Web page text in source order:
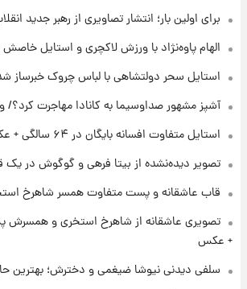
۲۳ ساعت پیش
لحظه برخورد رعد و برق به
جهانی در آمریکا + فیلم
۲۳ ساعت پیش
برای اولین بار؛ انتشار
انقلاب/ویدیو
تصاویر عمامه بستن به شیوه
برای اولین بار؛ انتشار تصاویری از رهبر جدید
الهام پاوه‌نژاد با ورزش لاکچری و استایل خاصش
استایل سحر دولتشاهی با لباس چروک خبرساز
آشپز مشهور صداوسیما به کانادا مهاجرت کرد؟/
استایل متفاوت افسانه بایگان در ۶۴ سالگی + عکس
تصویر دیده‌نشده از بیتا فرهی و گوگوش در
قاب عاشقانه و پست متفاوت همسر شاهرخ
تصویری عاشقانه از شاهرخ استخری و همسرش
+ عکس
سلفی دیدنی نیوشا ضیغمی و دخترش؛ بهترین حال